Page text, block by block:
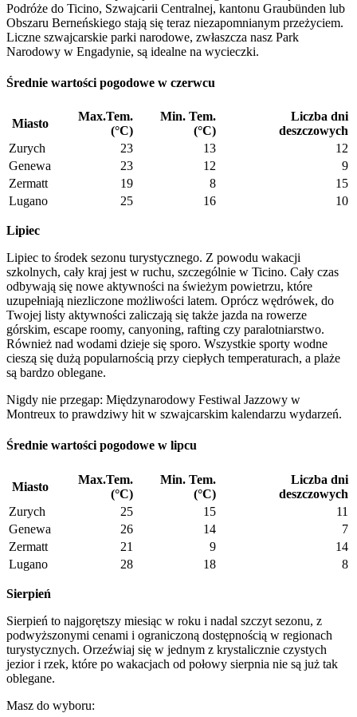
Podróże do Ticino, Szwajcarii Centralnej, kantonu Graubünden lub
Obszaru Berneńskiego stają się teraz niezapomnianym przeżyciem.
Liczne szwajcarskie parki narodowe, zwłaszcza nasz Park
Narodowy w Engadynie, są idealne na wycieczki.
Średnie wartości pogodowe w czerwcu
Miasto
Max.Tem.
(°C)
Min. Tem.
(°C)
Liczba dni
deszczowych
Zurych
23 13
12
Genewa
23 12
9
Zermatt
19 8
15
Lugano
25 16 10
Lipiec
Lipiec to środek sezonu turystycznego. Z powodu wakacji
szkolnych, cały kraj jest w ruchu, szczególnie w Ticino. Cały czas
odbywają się nowe aktywności na świeżym powietrzu, które
uzupełniają niezliczone możliwości latem. Oprócz wędrówek, do
Twojej listy aktywności zaliczają się także jazda na rowerze
górskim, escape roomy, canyoning, rafting czy paralotniarstwo.
Również nad wodami dzieje się sporo. Wszystkie sporty wodne
cieszą się dużą popularnością przy ciepłych temperaturach, a plaże
są bardzo oblegane.
Nigdy nie przegap: Międzynarodowy Festiwal Jazzowy w
Montreux to prawdziwy hit w szwajcarskim kalendarzu wydarzeń.
Średnie wartości pogodowe w lipcu
Miasto
Max.Tem.
(°C)
Min. Tem.
(°C)
Liczba dni
deszczowych
Zurych
25 15
11
Genewa
26 14
7
Zermatt
21 9
14
Lugano
28 18 8
Sierpień
Sierpień to najgorętszy miesiąc w roku i nadal szczyt sezonu, z
podwyższonymi cenami i ograniczoną dostępnością w regionach
turystycznych. Orzeźwiaj się w jednym z krystalicznie czystych
jezior i rzek, które po wakacjach od połowy sierpnia nie są już tak
oblegane.
Masz do wyboru: